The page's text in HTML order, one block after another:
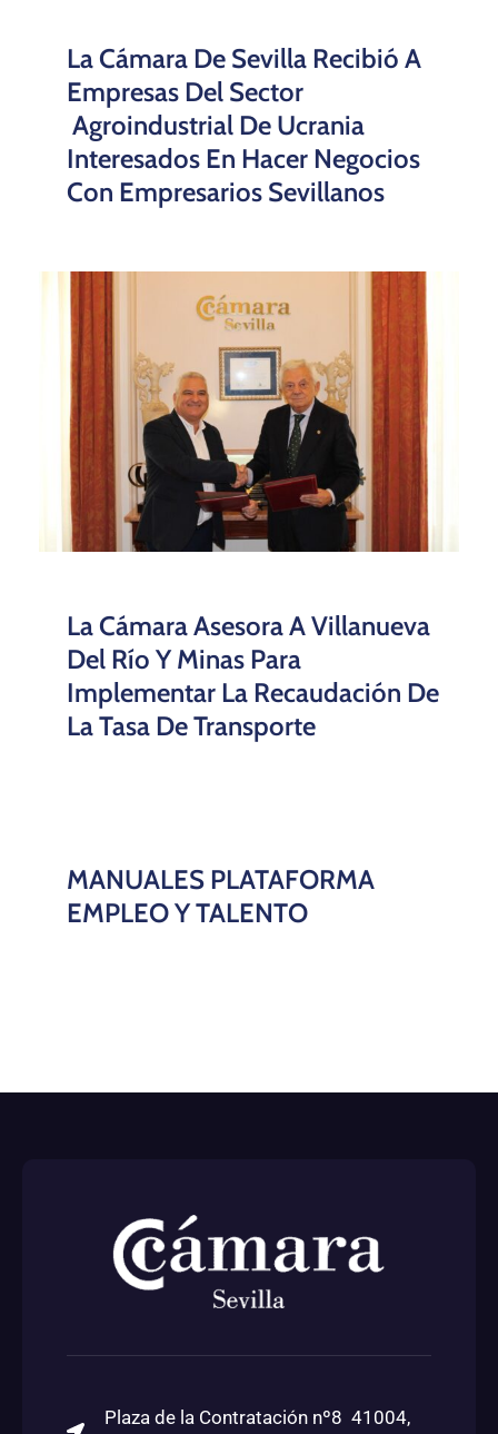
La Cámara De Sevilla Recibió A
Empresas Del Sector
Agroindustrial De Ucrania
Interesados En Hacer Negocios
Con Empresarios Sevillanos
La Cámara Asesora A Villanueva
Del Río Y Minas Para
Implementar La Recaudación De
La Tasa De Transporte
MANUALES PLATAFORMA
EMPLEO Y TALENTO
Plaza de la Contratación nº8 41004,